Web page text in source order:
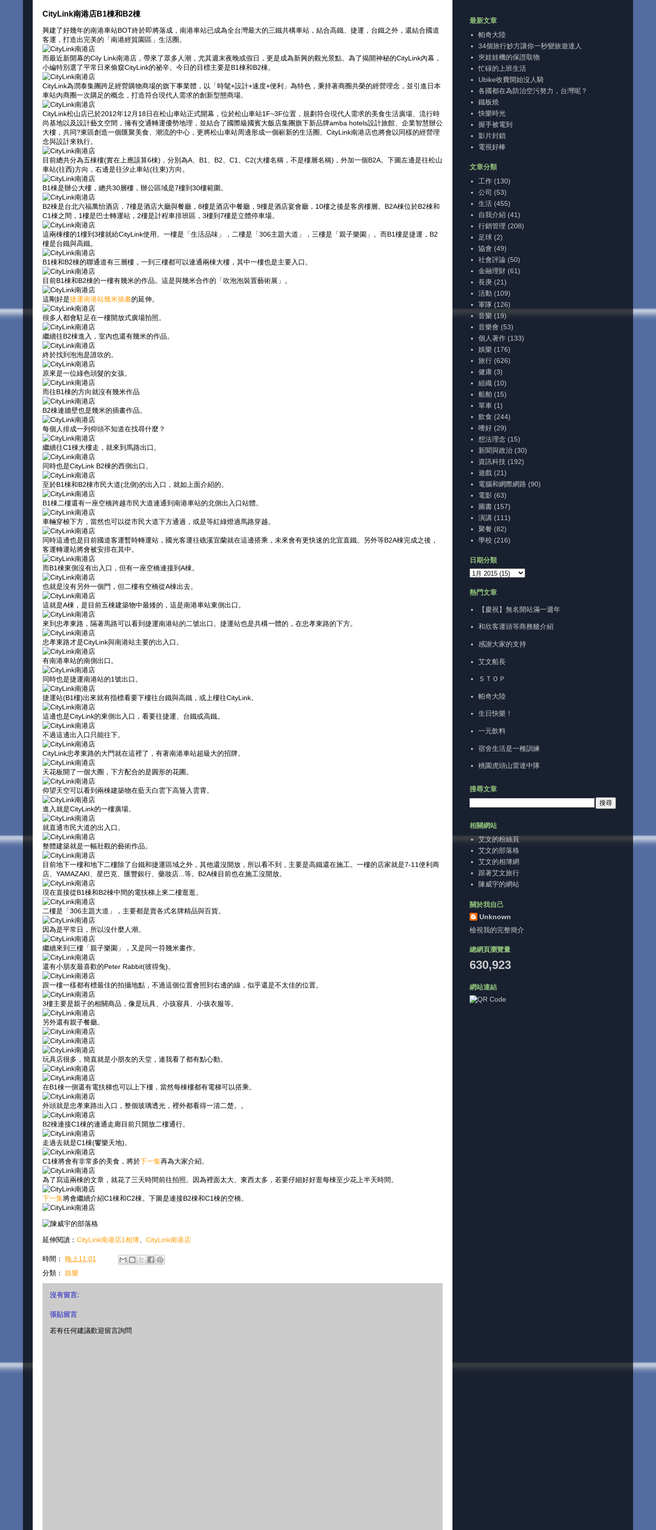
CityLink南港店B1棟和B2棟
興建了好幾年的南港車站BOT終於即將落成，南港車站已成為全台灣最大的三鐵共構車站，結合高鐵、捷運，台鐵之外，還結合國道
客運，打造出完美的「南港經貿園區」生活圈。
而最近新開幕的Cily Link南港店，帶來了眾多人潮，尤其週末夜晚或假日，更是成為新興的觀光景點。為了揭開神秘的CityLink內幕，
小編特別選了平常日來偷窺CityLink的祕辛。今日的目標主要是B1棟和B2棟。
CityLink為潤泰集團跨足經營購物商場的旗下事業體，以「時髦+設計+速度+便利」為特色，秉持著商圈共榮的經營理念，並引進日本
車站內商圈一次購足的概念，打造符合現代人需求的創新型態商場。
CityLink松山店已於2012年12月18日在松山車站正式開幕，位於松山車站1F~3F位置，規劃符合現代人需求的美食生活廣場、流行時
尚基地以及設計藝文空間，擁有交通轉運優勢地理，並結合了國際級國賓大飯店集團旗下新品牌amba hotels設計旅館、企業智慧辦公
大樓，共同?東區創造一個匯聚美食、潮流的中心，更將松山車站周邊形成一個嶄新的生活圈。CityLink南港店也將會以同樣的經營理
念與設計來執行。
目前總共分為五棟樓(實在上應該算6棟)，分別為A、B1、B2、C1、C2(大樓名稱，不是樓層名稱)，外加一個B2A。下圖左邊是往松山
車站(往西)方向，右邊是往汐止車站(往東)方向。
B1棟是辦公大樓，總共30層樓，辦公區域是7樓到30樓範圍。
B2棟是台北六福萬怡酒店，7樓是酒店大廳與餐廳，8樓是酒店中餐廳，9樓是酒店宴會廳，10樓之後是客房樓層。B2A棟位於B2棟和
C1棟之間，1樓是巴士轉運站，2樓是計程車排班區，3樓到7樓是立體停車場。
這兩棟樓的1樓到3樓就給CityLink使用。一樓是「生活品味」，二樓是「306主題大道」，三樓是「親子樂園」。而B1樓是捷運，B2
樓是台鐵與高鐵。
B1棟和B2棟的聯通道有三層樓，一到三樓都可以連通兩棟大樓，其中一樓也是主要入口。
目前B1棟和B2棟的一樓有幾米的作品。這是與幾米合作的「吹泡泡裝置藝術展」。
這剛好是捷運南港站幾米插畫的延伸。
很多人都會駐足在一樓開放式廣場拍照。
繼續往B2棟進入，室內也還有幾米的作品。
終於找到泡泡是誰吹的。
原來是一位綠色頭髮的女孩。
而往B1棟的方向就沒有幾米作品
B2棟連牆壁也是幾米的插畫作品。
每個人排成一列仰頭不知道在找尋什麼？
繼續往C1棟大樓走，就來到馬路出口。
同時也是CityLink B2棟的西側出口。
至於B1棟和B2棟市民大道(北側)的出入口，就如上面介紹的。
B1棟二樓還有一座空橋跨越市民大道連通到南港車站的北側出入口站體。
車輛穿梭下方，當然也可以從市民大道下方通過，或是等紅綠燈過馬路穿越。
同時這邊也是目前國道客運暫時轉運站，國光客運往礁溪宜蘭就在這邊搭乘，未來會有更快速的北宜直鐵。另外等B2A棟完成之後，
客運轉運站將會被安排在其中。
而B1棟東側沒有出入口，但有一座空橋連接到A棟。
也就是沒有另外一個門，但二樓有空橋從A棟出去。
這就是A棟，是目前五棟建築物中最矮的，這是南港車站東側出口。
來到忠孝東路，隔著馬路可以看到捷運南港站的二號出口。捷運站也是共構一體的，在忠孝東路的下方。
忠孝東路才是CityLink與南港站主要的出入口。
有南港車站的南側出口。
同時也是捷運南港站的1號出口。
捷運站(B1樓)出來就有指標看要下樓往台鐵與高鐵，或上樓往CityLink。
這邊也是CityLink的東側出入口，看要往捷運、台鐵或高鐵。
不過這邊出入口只能往下。
CityLink忠孝東路的大門就在這裡了，有著南港車站超級大的招牌。
天花板開了一個大圈，下方配合的是圓形的花圃。
仰望天空可以看到兩棟建築物在藍天白雲下高聳入雲霄。
進入就是CityLink的一樓廣場。
就直通市民大道的出入口。
整體建築就是一幅壯觀的藝術作品。
目前地下一樓和地下二樓除了台鐵和捷運區域之外，其他還沒開放，所以看不到，主要是高鐵還在施工。一樓的店家就是7-11便利商
店、YAMAZAKI、星巴克、匯豐銀行、藥妝店...等。B2A棟目前也在施工沒開放。
現在直接從B1棟和B2棟中間的電扶梯上來二樓逛逛。
二樓是「306主題大道」，主要都是賣各式名牌精品與百貨。
因為是平常日，所以沒什麼人潮。
繼續來到三樓「親子樂園」，又是同一符幾米畫作。
還有小朋友最喜歡的Peter Rabbit(彼得兔)。
跟一樓一樣都有標最佳的拍攝地點，不過這個位置會照到右邊的線，似乎還是不太佳的位置。
3樓主要是親子的相關商品，像是玩具、小孩寢具、小孩衣服等。
另外還有親子餐廳。
玩具店很多，簡直就是小朋友的天堂，連我看了都有點心動。
在B1棟一側還有電扶梯也可以上下樓，當然每棟樓都有電梯可以搭乘。
外頭就是忠孝東路出入口，整個玻璃透光，裡外都看得一清二楚。。
B2棟連接C1棟的連通走廊目前只開放二樓通行。
走過去就是C1棟(饗樂天地)。
C1棟將會有非常多的美食，將於下一集再為大家介紹。
為了寫這兩棟的文章，就花了三天時間前往拍照。因為裡面太大、東西太多，若要仔細好好逛每棟至少花上半天時間。
下一集將會繼續介紹C1棟和C2棟。下圖是連接B2棟和C1棟的空橋。
延伸閱讀： CityLink南港店1相簿 CityLink南港店
時間： 晚上11:01
分類： 娛樂
沒有留言:
張貼留言
若有任何建議歡迎留言詢問
最新文章
帕奇大陸
34個旅行妙方讓你一秒變旅遊達人
夾娃娃機的保證取物
忙碌的上班生活
Ubike收費開始沒人騎
各國都在為防治空污努力，台灣呢？
鐵板燒
快樂時光
握手被電到
影片封鎖
電視好棒
文章分類
工作 (130)
公司 (53)
生活 (455)
自我介紹 (41)
行銷管理 (208)
足球 (2)
協會 (49)
社會評論 (50)
金融理財 (61)
長庚 (21)
活動 (109)
軍隊 (126)
音樂 (19)
音樂會 (53)
個人著作 (133)
娛樂 (176)
旅行 (626)
健康 (3)
組織 (10)
船舶 (15)
單車 (1)
飲食 (244)
嗜好 (29)
想法理念 (15)
新聞與政治 (30)
資訊科技 (192)
遊戲 (21)
電腦和網際網路 (90)
電影 (63)
圖書 (157)
演講 (111)
聚餐 (82)
學校 (216)
日期分類
熱門文章
【慶祝】無名開站滿一週年
和欣客運頭等商務艙介紹
感謝大家的支持
艾文船長
ＳＴＯＰ
帕奇大陸
生日快樂！
一元飲料
宿舍生活是一種訓練
桃園虎頭山雷達中隊
搜尋文章
相關網站
艾文的粉絲頁
艾文的部落格
艾文的相簿網
跟著艾文旅行
陳威宇的網站
關於我自己
Unknown
檢視我的完整簡介
總網頁瀏覽量
630,923
網站連結